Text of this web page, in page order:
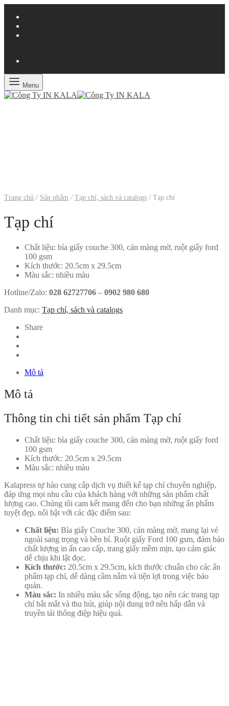
Menu
Trang chủ / Sản phẩm / Tạp chí, sách và catalogs /Tạp chí
Tạp chí
Chất liệu: bìa giấy couche 300, cán màng mờ, ruột giấy ford
100 gsm
Kích thước: 20.5cm x 29.5cm
Màu sắc: nhiều màu
Hotline/Zalo: 028 62727706 – 0902 980 680
Danh mục: Tạp chí, sách và catalogs
Share
Mô tả
Mô tả
Thông tin chi tiết sản phẩm Tạp chí
Chất liệu: bìa giấy couche 300, cán màng mờ, ruột giấy ford
100 gsm
Kích thước: 20.5cm x 29.5cm
Màu sắc: nhiều màu
Kalapress tự hào cung cấp dịch vụ thiết kế tạp chí chuyên nghiệp,
đáp ứng mọi nhu cầu của khách hàng với những sản phẩm chất
lượng cao. Chúng tôi cam kết mang đến cho bạn những ấn phẩm
tuyệt đẹp, nổi bật với các đặc điểm sau:
Chất liệu: Bìa giấy Couche 300, cán màng mờ, mang lại vẻ
ngoài sang trọng và bền bỉ. Ruột giấy Ford 100 gsm, đảm bảo
chất lượng in ấn cao cấp, trang giấy mềm mịn, tạo cảm giác
dễ chịu khi lật đọc.
Kích thước: 20.5cm x 29.5cm, kích thước chuẩn cho các ấn
phẩm tạp chí, dễ dàng cầm nắm và tiện lợi trong việc bảo
quản.
Màu sắc: In nhiều màu sắc sống động, tạo nên các trang tạp
chí bắt mắt và thu hút, giúp nội dung trở nên hấp dẫn và
truyền tải thông điệp hiệu quả.